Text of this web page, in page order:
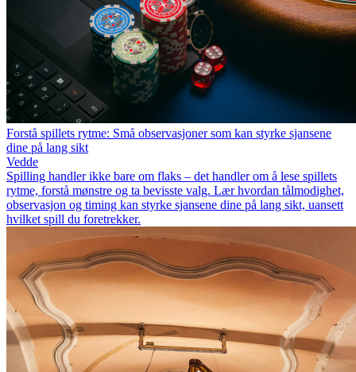
Forstå spillets rytme: Små observasjoner som kan styrke sjansene
dine på lang sikt
Vedde
Spilling handler ikke bare om flaks – det handler om å lese spillets
rytme, forstå mønstre og ta bevisste valg. Lær hvordan tålmodighet,
observasjon og timing kan styrke sjansene dine på lang sikt, uansett
hvilket spill du foretrekker.